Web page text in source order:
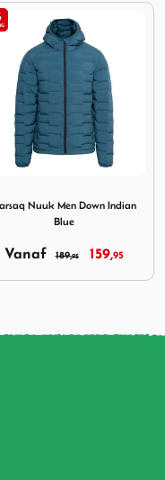
KORTING
Narsaq Nuuk Men Down
Antracite Black
Vanaf189, 95 159,